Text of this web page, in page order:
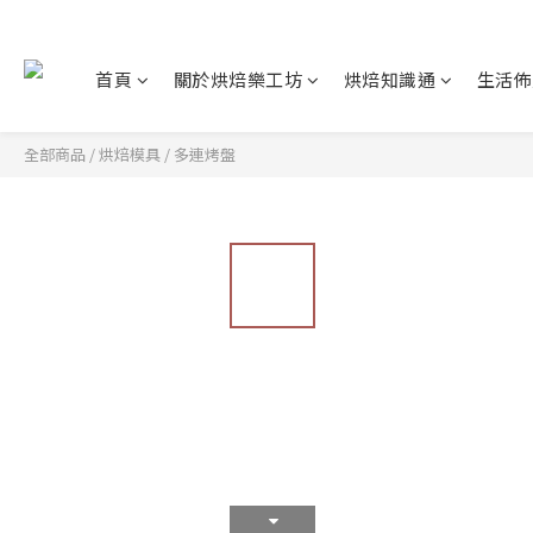
首頁 關於烘焙樂工坊 烘焙知識通 生活
全部商品 /烘焙模具 / 多連烤盤